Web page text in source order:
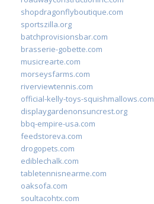
shopdragonflyboutique.com
sportszilla.org
batchprovisionsbar.com
brasserie-gobette.com
musicrearte.com
morseysfarms.com
riverviewtennis.com
official-kelly-toys-squishmallows.com
displaygardenonsuncrest.org
bbq-empire-usa.com
feedstoreva.com
drogopets.com
ediblechalk.com
tabletennisnearme.com
oaksofa.com
soultacohtx.com